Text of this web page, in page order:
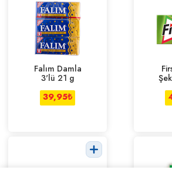
Falım Damla
3'lü 21 g
39,95₺